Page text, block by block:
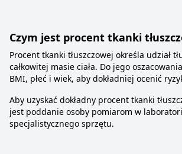
Czym jest procent tkanki
Procent tkanki tłuszczowej określa udział
całkowitej masie ciała. Do jego
BMI, płeć i wiek, aby dokładniej ocenić
Aby uzyskać dokładny procent tkanki
jest poddanie osoby pomiarom w
specjalistycznego sprzętu.